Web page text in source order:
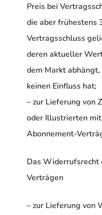
Preis bei
die aber frühestens
Vertragsschluss
deren aktueller
dem Markt
keinen Einfluss hat;
– zur Lieferung von
oder Illustrierten
Abonnement-
Das Widerrufsrecht
Verträgen
– zur Lieferung von